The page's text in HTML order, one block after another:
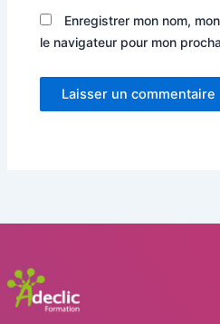
Enregistrer mon nom,
le navigateur pour mon